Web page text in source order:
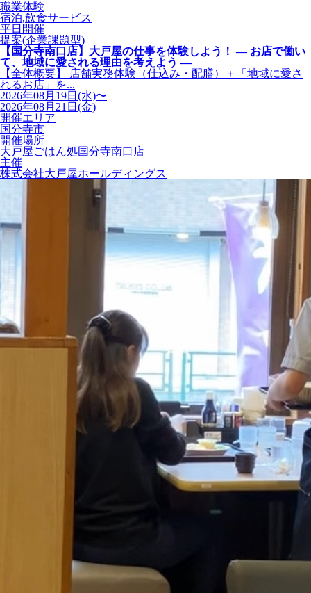
職業体験
宿泊,飲食サービス
平日開催
提案(企業課題型)
【国分寺南口店】大戸屋の仕事を体験しよう！ ― お店で働い
て、地域に愛される理由を考えよう ―
【全体概要】 店舗実務体験（仕込み・配膳）＋「地域に愛さ
れるお店」を...
2026年08月19日(水)〜
2026年08月21日(金)
開催エリア
国分寺市
開催場所
大戸屋ごはん処国分寺南口店
主催
株式会社大戸屋ホールディングス